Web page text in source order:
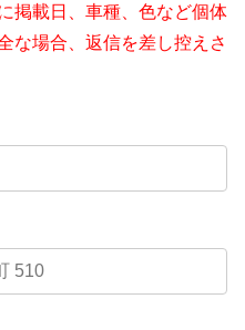
掲載日、車種、色など個体
な場合、返信を差し控えさ